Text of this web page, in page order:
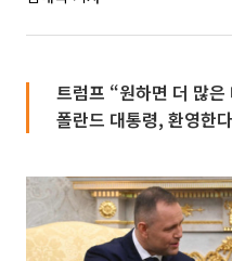
트럼프 “원하면 더 많
폴란드 대통령, 환영한